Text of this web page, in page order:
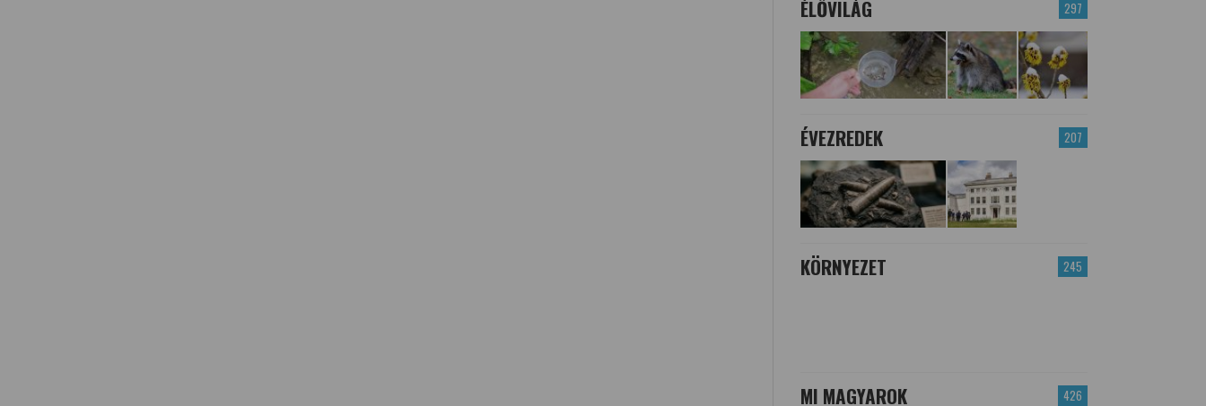
297
ÉLŐVILÁG
207
ÉVEZREDEK
245
KÖRNYEZET
426
MI MAGYAROK